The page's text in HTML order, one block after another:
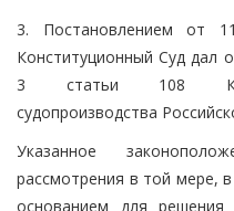
3. Постановлением от
Конституционный Суд дал
3 статьи 108
судопроизводства
Указанное
рассмотрения в той мере,
основанием для